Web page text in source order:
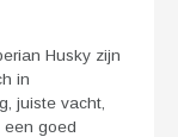
Husky zijn
in
juiste vacht,
een goed